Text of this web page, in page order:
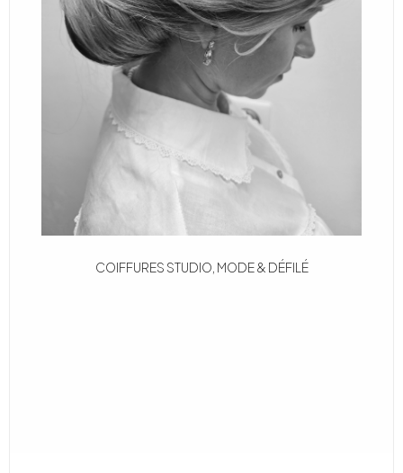
COIFFURES STUDIO, MODE & DÉFILÉ